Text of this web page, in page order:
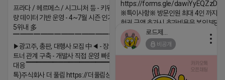
https://forms.gle/
※특이사항※ 방문인원 최대 4인 까지
험권 금액 초과시 초과비용은 본인부담
2026-04-18 17:12
프라다 / 헤르메스 / 시그니처 등 - 키워드 검색
량 데이터 기반 운영 - 4~7월 시즌 인기 키워드
5위내 多
▔▔▔▔▔▔▔▔▔▔▔▔▔▔▔▔▔▔
▶광고주, 총판, 대행사 모집 中◀ - 장기 협업 파
트너 관계 구축 - 개발사 직접 운영 빠른 피드백
대응 ▔▔▔▔▔▔▔▔▔▔▔▔▔▔▔▔▔▔ (카
톡)주식회사 더 풀림 https://더풀림상
비공개